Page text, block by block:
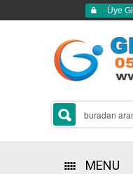
Üye
MENU